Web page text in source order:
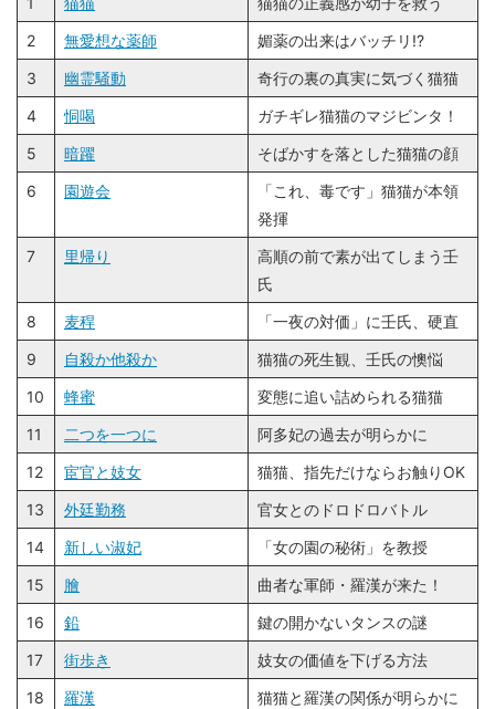
2
無愛想な薬師
媚薬の出来はバッチリ!?
3
幽霊騒動
奇行の裏の真実に気づく猫猫
4
恫喝
ガチギレ猫猫のマジビンタ！
5
暗躍
そばかすを落とした猫猫の顔
6
園遊会
「これ、毒です」猫猫が本領
発揮
7
里帰り
高順の前で素が出てしまう壬
氏
8
麦稈
「一夜の対価」に壬氏、硬直
9
自殺か他殺か
猫猫の死生観、壬氏の懊悩
10
蜂蜜
変態に追い詰められる猫猫
11
二つを一つに
阿多妃の過去が明らかに
12
宦官と妓女
猫猫、指先だけならお触りOK
13
外廷勤務
官女とのドロドロバトル
14
新しい淑妃
「女の園の秘術」を教授
15
膾
曲者な軍師・羅漢が来た！
16
鉛
鍵の開かないタンスの謎
17
街歩き
妓女の価値を下げる方法
18
羅漢
猫猫と羅漢の関係が明らかに